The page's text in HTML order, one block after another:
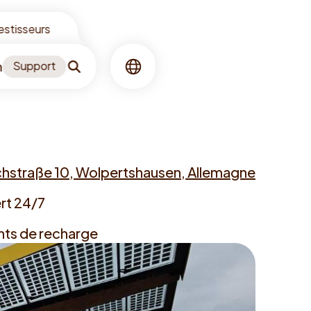
Support RechercheLangue
10, Wolpertshausen, Allemagne
24/7
de recharge